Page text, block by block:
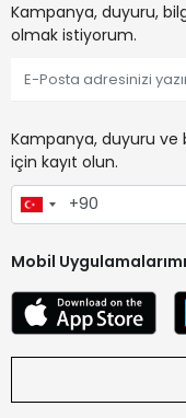
Kampanya, duyuru,
olmak istiyorum.
Kampanya, duyuru
için kayıt olun.
Mobil